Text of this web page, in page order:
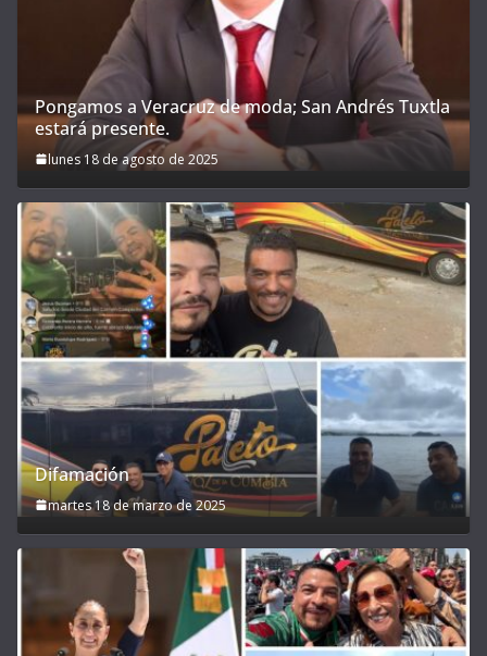
Pongamos a Veracruz de moda; San Andrés Tuxtla
estará presente.
lunes 18 de agosto de 2025
Difamación
martes 18 de marzo de 2025